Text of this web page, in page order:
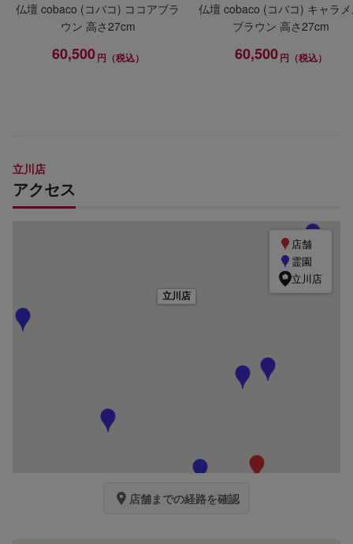
仏壇 cobaco (コバコ) ココアブラ
ウン 高さ27cm
60,500円（税込）
仏壇 cobaco (コバコ) キャラ
ブラウン 高さ27cm
60,500円（税込）
立川店
アクセス
立川店
店舗
霊園
立川店
店舗までの経路を確認